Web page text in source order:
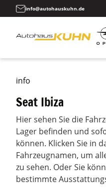
info@autohauskuhn.de
info
Seat Ibiza
Hier sehen Sie die
Lager befinden und
können. Klicken Sie in
Fahrzeugnamen, um
zu sehen. Oder Sie
bestimmte